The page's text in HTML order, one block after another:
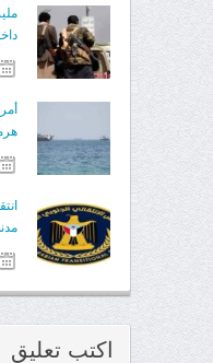
اكتب تعليق